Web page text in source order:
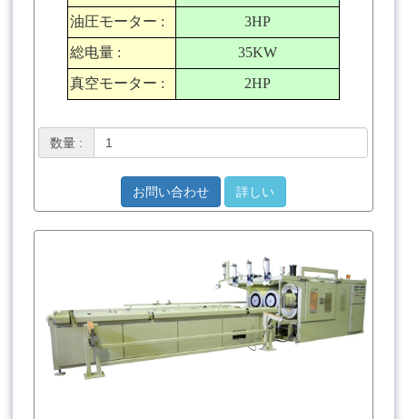
油圧モーター :
3HP
総电量 :
35KW
真空モーター : 2HP
数量 :
お問い合わせ 詳しい